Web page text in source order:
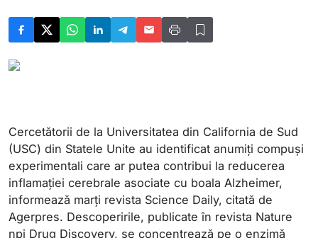
Cercetătorii de la Universitatea din California de Sud
(USC) din Statele Unite au identificat anumiţi compuşi
experimentali care ar putea contribui la reducerea
inflamaţiei cerebrale asociate cu boala Alzheimer,
informează marţi revista Science Daily, citată de
Agerpres. Descoperirile, publicate în revista Nature
npj Drug Discovery, se concentrează pe o enzimă